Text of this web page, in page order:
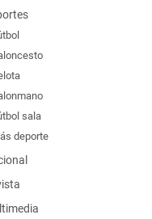
sala
deporte